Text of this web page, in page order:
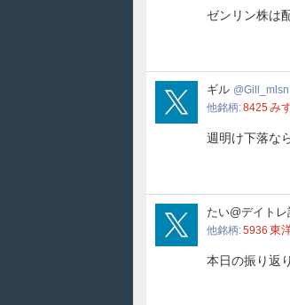
ゼンリン株は
Gill_mlsn
ギル Gill_mlsn
他銘柄 8425み
週明け下落な
tai_daytrade
たい@デイトレ
他銘柄 5936 東
本日の振り返